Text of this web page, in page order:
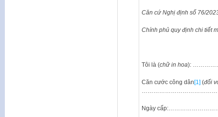
Căn cứ Nghị định số 76/
Chính phủ quy định chi tiết
Tôi là (chữ in hoa):
Căn cước công dân[1] (đối
Ngày